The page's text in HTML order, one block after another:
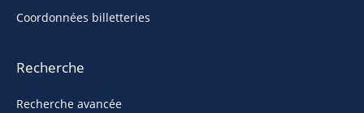
Coordonnées billetteries
Recherche
Recherche avancée